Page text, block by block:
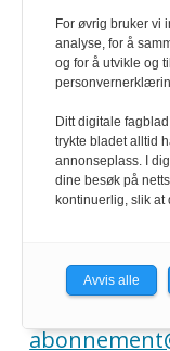
Geir
901 98 440
KONTAKT
For øvrig bruker vi
analyse, for å
og for å utvikle og
Ditt digitale
trykte bladet alltid
annonseplass. I
dine besøk på
kontinuerlig, slik
Avvis alle